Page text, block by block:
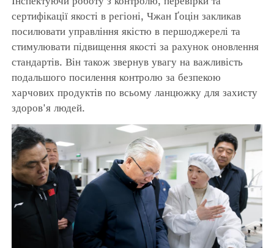
сертифікації якості в регіоні, Чжан Ґоцін закликав
посилювати управління якістю в першоджерелі та
стимулювати підвищення якості за рахунок оновлення
стандартів. Він також звернув увагу на важливість
подальшого посилення контролю за безпекою
харчових продуктів по всьому ланцюжку для захисту
здоров'я людей.